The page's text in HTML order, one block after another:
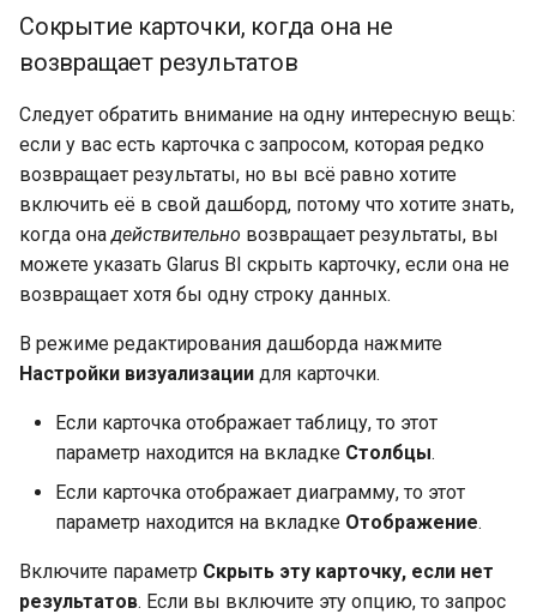
Сокрытие карточки, когда она не
возвращает результатов
Следует обратить внимание на одну интересную вещь:
если у вас есть карточка с запросом, которая редко
возвращает результаты, но вы всё равно хотите
включить её в свой дашборд, потому что хотите знать,
когда она действительно возвращает результаты, вы
можете указать Glarus BI скрыть карточку, если она не
возвращает хотя бы одну строку данных.
В режиме редактирования дашборда нажмите
Настройки визуализации для карточки.
Если карточка отображает таблицу, то этот
параметр находится на вкладке Столбцы.
Если карточка отображает диаграмму, то этот
параметр находится на вкладке Отображение.
Включите параметр Скрыть эту карточку, если нет
результатов. Если вы включите эту опцию, то запрос